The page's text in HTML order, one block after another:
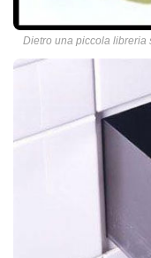
Dietro una piccola libreria